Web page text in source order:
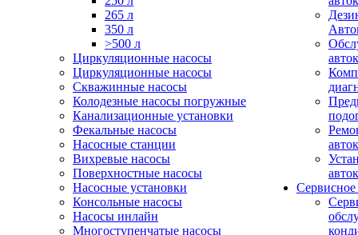
265 л
350 л
>500 л
Циркуляционные насосы
Циркуляционные насосы
Скважинные насосы
Колодезные насосы погружные
Канализационные установки
Фекальные насосы
Насосные станции
Вихревые насосы
Поверхностные насосы
Насосные установки
Консольные насосы
Насосы инлайн
Многоступенчатые насосы